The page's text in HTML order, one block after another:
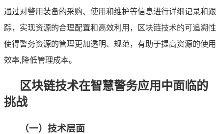
通过对警用装备的采购、使用和维护等信息进行详细记录和跟
踪，实现资源的合理配置和高效利用，区块链技术的可追溯性
使得警务资源的管理更加透明、规范，有助于提高资源的使用
效率,降低管理成本。
区块链技术在智慧警务应用中面临的
挑战
（一）技术层面